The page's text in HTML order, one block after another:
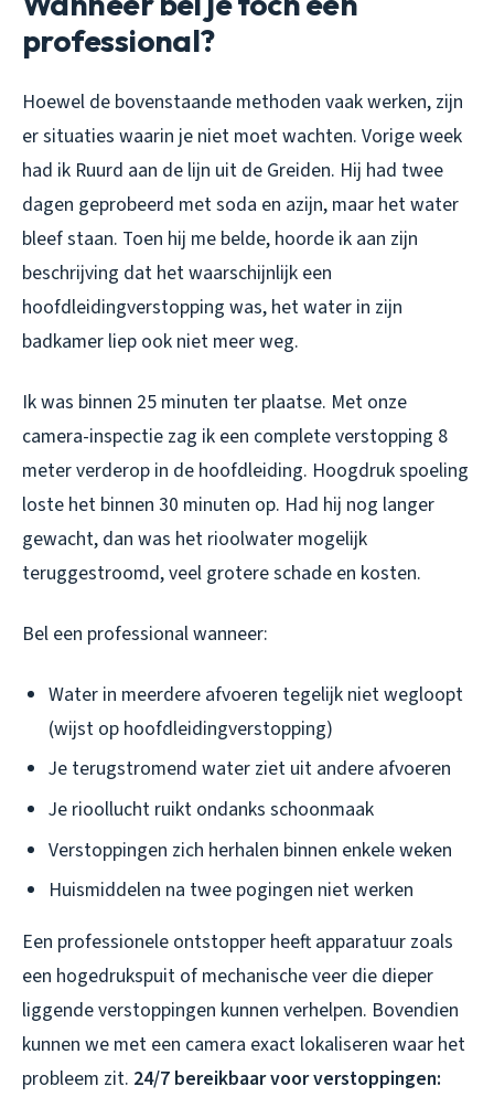
professional?
Hoewel de bovenstaande methoden vaak werken, zijn
er situaties waarin je niet moet wachten. Vorige week
had ik Ruurd aan de lijn uit de Greiden. Hij had twee
dagen geprobeerd met soda en azijn, maar het water
bleef staan. Toen hij me belde, hoorde ik aan zijn
beschrijving dat het waarschijnlijk een
hoofdleidingverstopping was, het water in zijn
badkamer liep ook niet meer weg.
Ik was binnen 25 minuten ter plaatse. Met onze
camera-inspectie zag ik een complete verstopping 8
meter verderop in de hoofdleiding. Hoogdruk spoeling
loste het binnen 30 minuten op. Had hij nog langer
gewacht, dan was het rioolwater mogelijk
teruggestroomd, veel grotere schade en kosten.
Bel een professional wanneer:
Water in meerdere afvoeren tegelijk niet wegloopt
(wijst op hoofdleidingverstopping)
Je terugstromend water ziet uit andere afvoeren
Je rioollucht ruikt ondanks schoonmaak
Verstoppingen zich herhalen binnen enkele weken
Huismiddelen na twee pogingen niet werken
Een professionele ontstopper heeft apparatuur zoals
een hogedrukspuit of mechanische veer die dieper
liggende verstoppingen kunnen verhelpen. Bovendien
kunnen we met een camera exact lokaliseren waar het
probleem zit. 24/7 bereikbaar voor verstoppingen: